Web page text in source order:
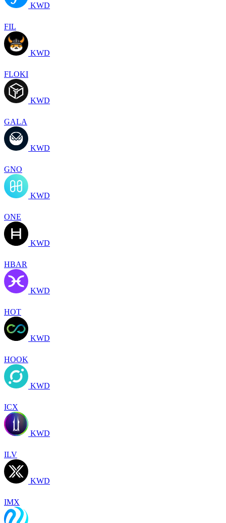
KWD
FIL
KWD
FLOKI
KWD
GALA
KWD
GNO
KWD
ONE
KWD
HBAR
KWD
HOT
KWD
HOOK
KWD
ICX
KWD
ILV
KWD
IMX